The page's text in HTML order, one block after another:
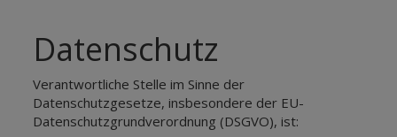
Datenschutz
Verantwortliche Stelle im Sinne der
Datenschutzgesetze, insbesondere der EU-
Datenschutzgrundverordnung (DSGVO), ist: